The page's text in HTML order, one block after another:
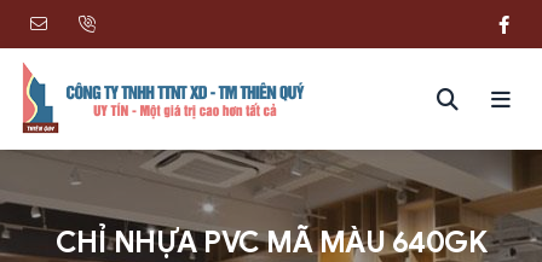
CHỈ NHỰA PVC MÃ MÀU 640GK